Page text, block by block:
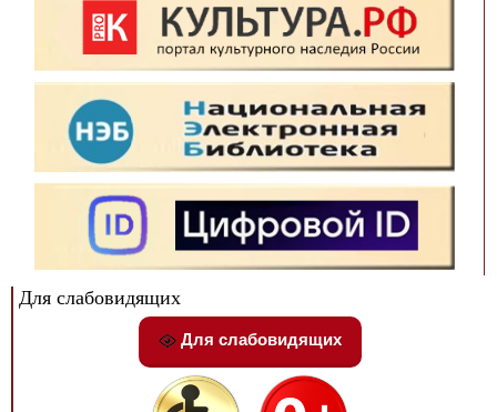
Для слабовидящих
Для слабовидящих